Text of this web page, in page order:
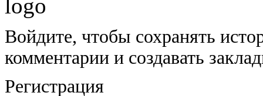
Войдите, чтобы сохранять
комментарии и создавать
Регистрация